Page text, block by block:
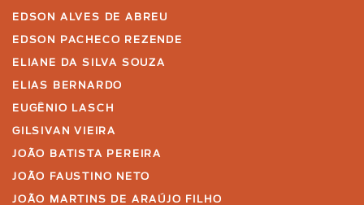
EDSON ALVES DE ABREU
EDSON PACHECO REZENDE
ELIANE DA SILVA SOUZA
ELIAS BERNARDO
EUGÊNIO LASCH
GILSIVAN VIEIRA
JOÃO BATISTA PEREIRA
JOÃO FAUSTINO NETO
JOÃO MARTINS DE ARAÚJO FILHO